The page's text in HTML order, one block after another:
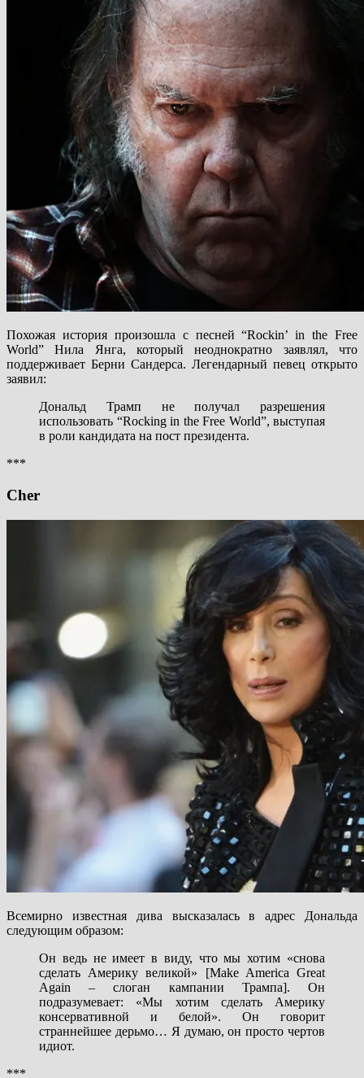
Похожая история произошла с песней “Rockin’ in the Free
World” Нила Янга, который неоднократно заявлял, что
поддерживает Берни Сандерса. Легендарный певец открыто
заявил:
Дональд Трамп не получал разрешения
использовать “Rocking in the Free World”, выступая
в роли кандидата на пост президента.
***
Cher
Всемирно известная дива высказалась в адрес Дональда
следующим образом:
Он ведь не имеет в виду, что мы хотим «снова
сделать Америку великой» [Make America Great
Again – слоган кампании Трампа]. Он
подразумевает: «Мы хотим сделать Америку
консервативной и белой». Он говорит
страннейшее дерьмо… Я думаю, он просто чертов
идиот.
***